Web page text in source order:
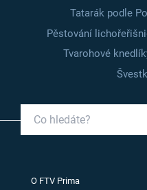
Tatarák podle
Pěstování
Tvarohové
O FTV Prima